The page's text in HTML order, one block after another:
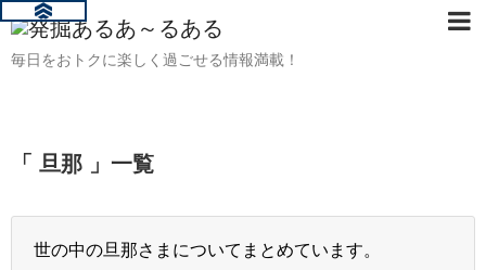
毎日をおトクに楽しく過ごせる情報満載！
「 旦那 」一覧
世の中の旦那さまについてまとめています。